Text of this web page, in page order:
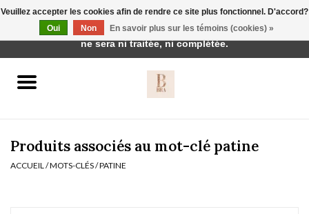
Produits associés au mot-clé patine
ACCUEIL /MOTS-CLÉS/PATINE
Veuillez accepter les cookies afin de rendre ce site plus fonctionnel. D'accord?
Oui
Non En savoir plus sur les témoins (cookies) »
Cette boutique est en construction. Toute commande passée
ne sera ni traitée, ni complétée.